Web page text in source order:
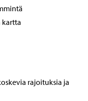
kartta
rajoituksia ja